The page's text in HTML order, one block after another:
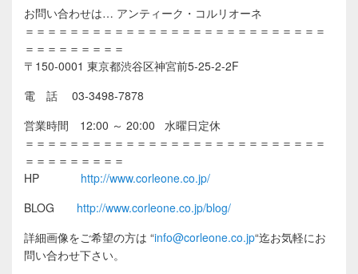
お問い合わせは… アンティーク・コルリオーネ
＝＝＝＝＝＝＝＝＝＝＝＝＝＝＝＝＝＝＝＝＝＝＝＝＝＝＝
＝＝＝＝＝＝＝＝＝
〒150-0001 東京都渋谷区神宮前5-25-2-2F
電 話 03-3498-7878
営業時間 12:00 ～ 20:00 水曜日定休
＝＝＝＝＝＝＝＝＝＝＝＝＝＝＝＝＝＝＝＝＝＝＝＝＝＝＝
＝＝＝＝＝＝＝＝＝
HP
http://www.corleone.co.jp/
BLOG http://www.corleone.co.jp/blog/
詳細画像をご希望の方は “info@corleone.co.jp“迄お気軽にお
問い合わせ下さい。